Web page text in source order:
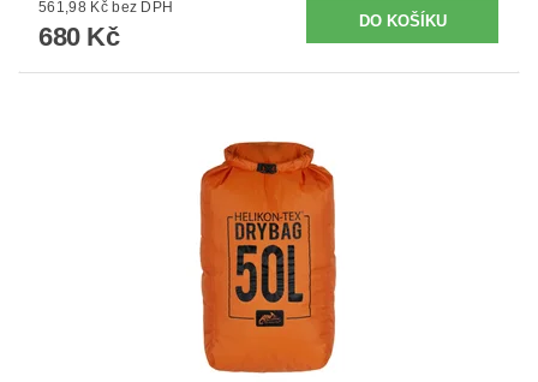
561,98 Kč bez DPH
680 Kč